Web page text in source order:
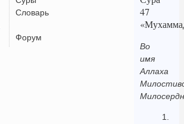
Словарь
Форум
47
Во
имя
Аллаха
1.